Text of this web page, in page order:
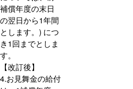
補償年度の末日
の翌日から1年間
とします。) につ
き1回までとしま
す。
【改訂後】
4.お見舞金の給付